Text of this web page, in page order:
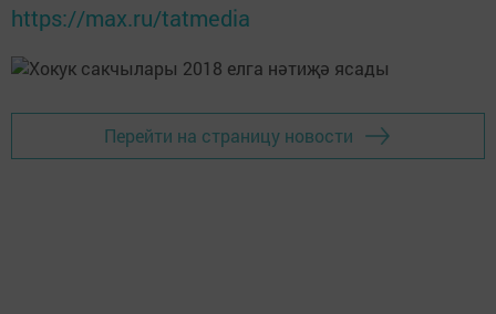
https://max.ru/tatmedia
Перейти на страницу новости